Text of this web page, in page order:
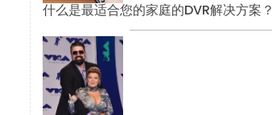
什么是最适合您的家庭的DVR解决方案？